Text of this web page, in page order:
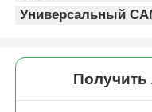
Автомобиль
Заготовка ключа
Универсальный